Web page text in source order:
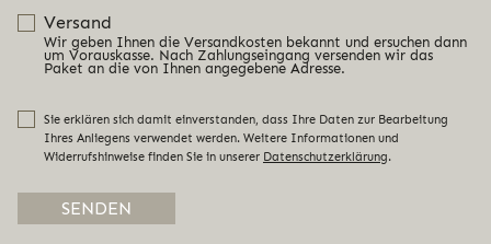
Versand
Wir geben Ihnen die Versandkosten bekannt und ersuchen dann
um Vorauskasse. Nach Zahlungseingang versenden wir das
Paket an die von Ihnen angegebene Adresse.
Sie erklären sich damit einverstanden, dass Ihre Daten zur Bearbeitung
Ihres Anliegens verwendet werden. Weitere Informationen und
Widerrufshinweise finden Sie in unserer Datenschutzerklärung.